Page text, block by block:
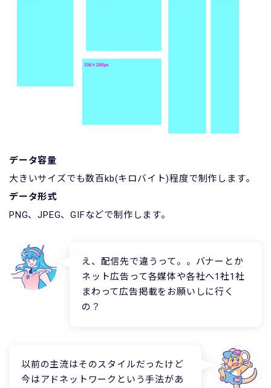
データ容量
大きいサイズでも数百kb(キロバイト)程度で制作します。
データ形式
PNG、JPEG、GIFなどで制作します。
え、配信先で違うって。。バナーとか
ネット広告って各媒体や各社へ1社1社
まわって広告掲載をお願いしに行く
の？
以前の主流はそのスタイルだったけど
今はアドネットワークという手法があ